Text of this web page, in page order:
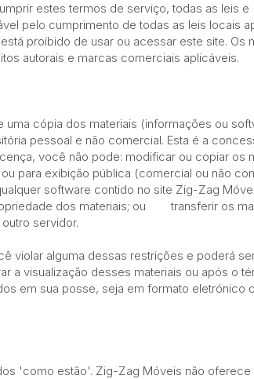
estes termos de serviço, todas as leis e
pelo cumprimento de todas as leis locais
proibido de usar ou acessar este site. Os
autorais e marcas comerciais aplicáveis.
cópia dos materiais (informações ou
pessoal e não comercial. Esta é a
você não pode: modificar ou copiar os
para exibição pública (comercial ou não
software contido no site Zig-Zag
dos materiais; ou transferir os
outro servidor.
violar alguma dessas restrições e poderá
a visualização desses materiais ou após o
em sua posse, seja em formato eletrónico
'como estão'. Zig-Zag Móveis não oferece